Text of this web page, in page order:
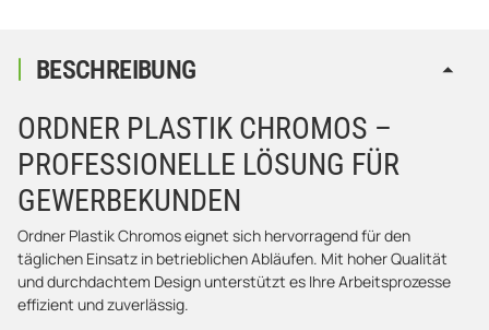
BESCHREIBUNG
ORDNER PLASTIK CHROMOS –
PROFESSIONELLE LÖSUNG FÜR
GEWERBEKUNDEN
Ordner Plastik Chromos eignet sich hervorragend für den
täglichen Einsatz in betrieblichen Abläufen. Mit hoher Qualität
und durchdachtem Design unterstützt es Ihre Arbeitsprozesse
effizient und zuverlässig.